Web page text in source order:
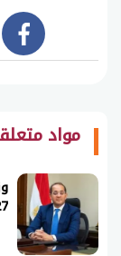
مواد
2027